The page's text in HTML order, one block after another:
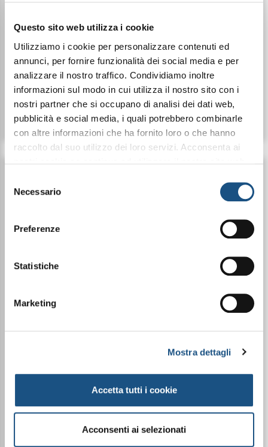
Questo sito web utilizza i cookie
Utilizziamo i cookie per personalizzare contenuti ed
annunci, per fornire funzionalità dei social media e per
analizzare il nostro traffico. Condividiamo inoltre
informazioni sul modo in cui utilizza il nostro sito con i
nostri partner che si occupano di analisi dei dati web,
pubblicità e social media, i quali potrebbero combinarle
con altre informazioni che ha fornito loro o che hanno
raccolto dal suo utilizzo dei loro servizi. Acconsenta ai
delNecessario
Preferenze
Statistiche
Marketing
Mostra dettagli
Accetta tutti i cookie
Acconsenti ai selezionati
€ 63,63 € 49,99
Dettagli
€ 63,63 € 49,99
Dettagli
GIFTBOX ELIXIR 35 GIFTBOX ELIXIR 30
€ 63,63